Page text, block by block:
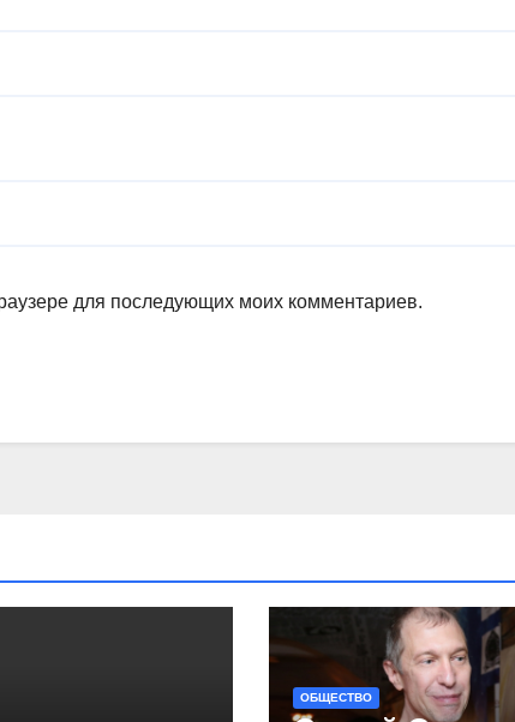
для последующих моих комментариев.
ОБЩЕСТВО